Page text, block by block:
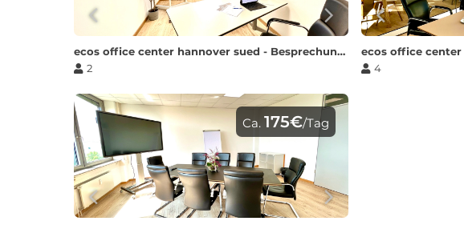
ecos office center hannover sued - Besprechungsraum S
2
4
Ca. 175€/Tag